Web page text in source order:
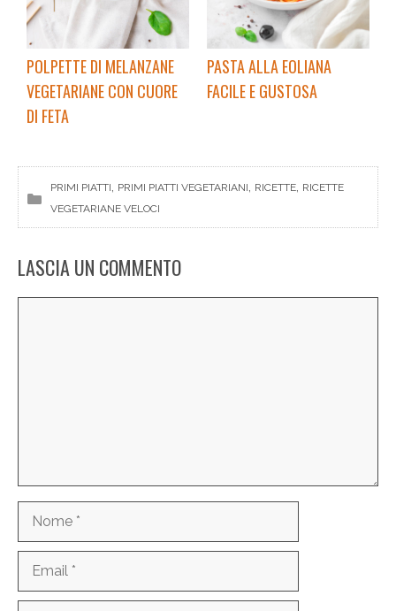
POLPETTE DI MELANZANE
VEGETARIANE CON CUORE
DI FETA
PASTA ALLA EOLIANA
FACILE E GUSTOSA
PRIMI PIATTI, PRIMI PIATTI VEGETARIANI, RICETTE, RICETTE
VEGETARIANE VELOCI
LASCIA UN COMMENTO